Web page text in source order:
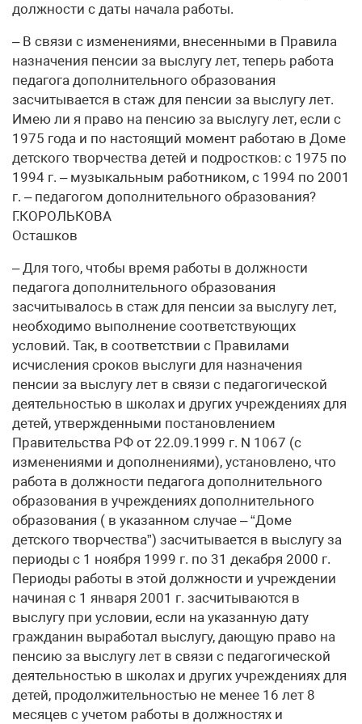
должности с даты начала работы.
– В связи с изменениями, внесенными в Правила
назначения пенсии за выслугу лет, теперь работа
педагога дополнительного образования
засчитывается в стаж для пенсии за выслугу лет.
Имею ли я право на пенсию за выслугу лет, если с
1975 года и по настоящий момент работаю в Доме
детского творчества детей и подростков: с 1975 по
1994 г. – музыкальным работником, с 1994 по 2001
г. – педагогом дополнительного образования?
Г.КОРОЛЬКОВА
Осташков
– Для того, чтобы время работы в должности
педагога дополнительного образования
засчитывалось в стаж для пенсии за выслугу лет,
необходимо выполнение соответствующих
условий. Так, в соответствии с Правилами
исчисления сроков выслуги для назначения
пенсии за выслугу лет в связи с педагогической
деятельностью в школах и других учреждениях для
детей, утвержденными постановлением
Правительства РФ от 22.09.1999 г. N 1067 (с
изменениями и дополнениями), установлено, что
работа в должности педагога дополнительного
образования в учреждениях дополнительного
образования ( в указанном случае – “Доме
детского творчества”) засчитывается в выслугу за
периоды с 1 ноября 1999 г. по 31 декабря 2000 г.
Периоды работы в этой должности и учреждении
начиная с 1 января 2001 г. засчитываются в
выслугу при условии, если на указанную дату
гражданин выработал выслугу, дающую право на
пенсию за выслугу лет в связи с педагогической
деятельностью в школах и других учреждениях для
детей, продолжительностью не менее 16 лет 8
месяцев с учетом работы в должностях и